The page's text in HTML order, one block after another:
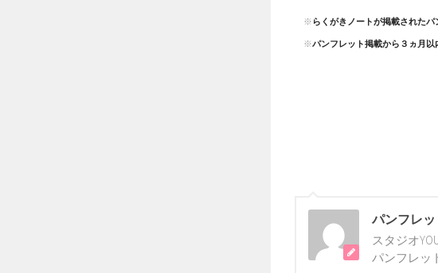
※ らくがきノートが掲載された
※パンフレット掲載から３ヵ月以
パンフレ
スタジオ
パンフレッ